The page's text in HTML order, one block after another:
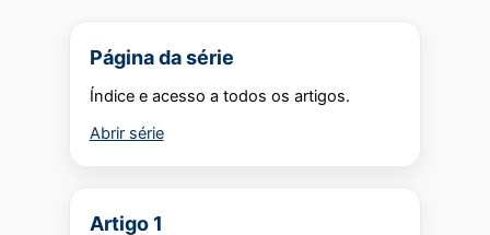
Página da série
Índice e acesso a todos os artigos.
Abrir série
Artigo 1